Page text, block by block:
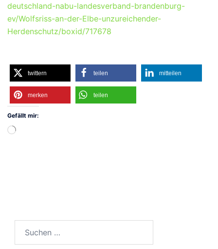
deutschland-nabu-landesverband-brandenburg-
ev/Wolfsriss-an-der-Elbe-unzureichender-
Herdenschutz/boxid/717678
twittern teilen mitteilen
merken teilen
Gefällt mir:
Wird
nach: